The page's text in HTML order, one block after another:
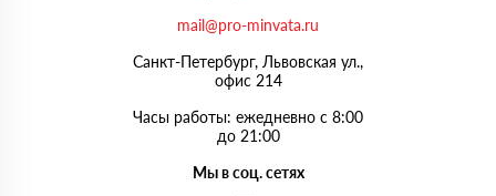
mail@pro-minvata.ru
Санкт-Петербург, Львовская ул.,
офис 214
Часы работы: ежедневно с 8:00
до 21:00
Мы в соц. сетях